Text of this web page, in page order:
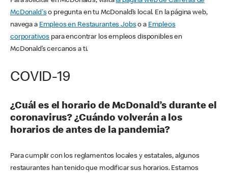
McDonald'so pregunta en tu McDonald’s local. En la página web,
navega a Empleos en Restaurantes Jobso a Empleos
corporativos para encontrar los empleos disponibles en
McDonald’s cercanos a ti.
COVID-19
¿Cuál es el horario de McDonald’s durante el
coronavirus? ¿Cuándo volverán a los
horarios de antes de la pandemia?
Para cumplir con los reglamentos locales y estatales, algunos
restaurantes han tenido que modificar sus horarios. Estamos